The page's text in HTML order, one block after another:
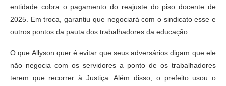
entidade cobra o pagamento do reajuste do piso docente de
2025. Em troca, garantiu que negociará com o sindicato esse e
outros pontos da pauta dos trabalhadores da educação.
O que Allyson quer é evitar que seus adversários digam que ele
não negocia com os servidores a ponto de os trabalhadores
terem que recorrer à Justiça. Além disso, o prefeito usou o